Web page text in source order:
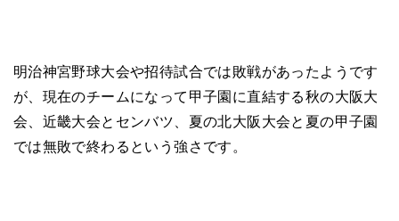
明治神宮野球大会や招待試合では敗戦があったようです
が、現在のチームになって甲子園に直結する秋の大阪大
会、近畿大会とセンバツ、夏の北大阪大会と夏の甲子園
では無敗で終わるという強さです。